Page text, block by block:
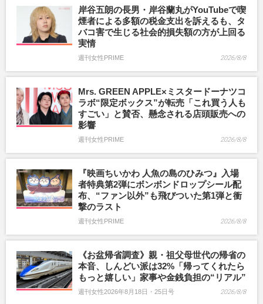
岸谷五朗の長男・岸谷蘭丸がYouTubeで喫
煙者による多額の税金支出を訴えるも、タ
バコ害で生じる社会的損失額の方が上回る
実情
週刊女性PRIME 2026/8/8
Mrs. GREEN APPLE×ミスタードーナツコ
ラボ“限定ボックス”が転売「これ買う人も
すごい」と賛否、懸念される店頭販売への
影響
週刊女性PRIME 2026/8/8
『映画ちいかわ 人魚の島のひみつ』入場
者特典第2弾にボンボンドロップシール配
布、“ファン以外”も飛びついた第1弾と衝
撃のラスト
週刊女性PRIME 2026/8/8
《お盆帰省調査》親・祖父母世代の帰省の
本音、しんどい派は32%「帰ってくれたら
もっと嬉しい」家事や金銭負担の“リアル”
週刊女性2026年8月18日・25日号 2026/8/8